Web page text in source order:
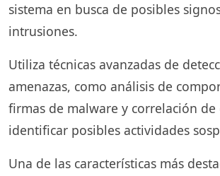
sistema en busca de posibles
intrusiones.
Utiliza técnicas avanzadas de
amenazas, como análisis de
firmas de malware y correlación de
identificar posibles actividades
Una de las características más